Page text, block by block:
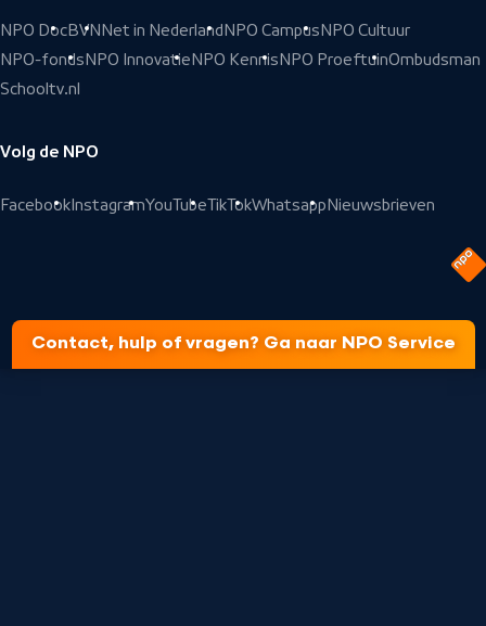
NPO DocBVN Net in Nederland NPO Campus NPO Cultuur
NPO-fonds NPO Innovatie NPO Kennis NPO ProeftuinOmbudsman
Schooltv.nl
Volg de NPO
Facebook InstagramYouTubeTikTokWhatsapp Nieuwsbrieven
Contact, hulp of vragen? Ga naar NPO Service